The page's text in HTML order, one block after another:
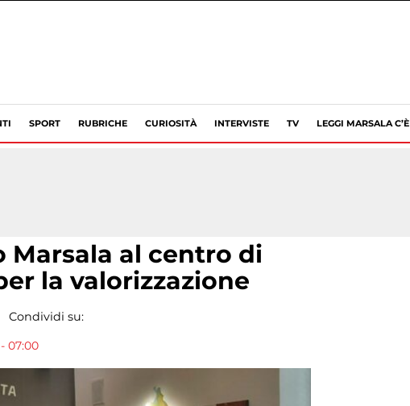
SPORT RUBRICHE CURIOSITÀ INTERVISTE TV LEGGI MARSALA C’È
Marsala al centro di
la valorizzazione
Condividi su:
07:00